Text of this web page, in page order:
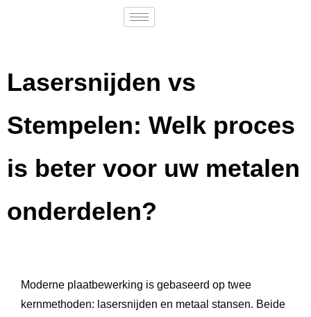
Lasersnijden vs
Stempelen: Welk proces
is beter voor uw metalen
onderdelen?
Moderne plaatbewerking is gebaseerd op twee
kernmethoden: lasersnijden en metaal stansen. Beide